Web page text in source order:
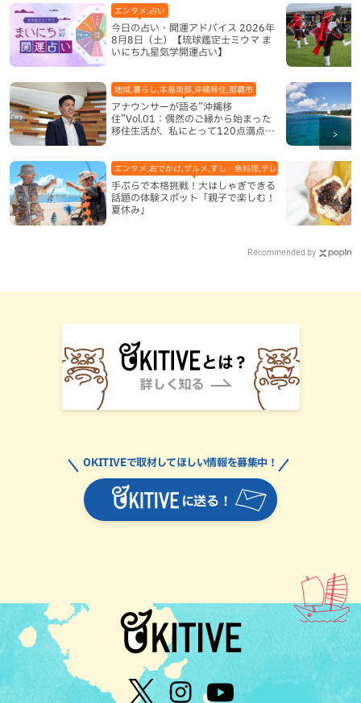
今日の占い・開運アドバイス 2026年
8月8日（土）【琉球鑑定士ミウマ ま
いにち九星気学開運占い】
エンタメ,占い
アナウンサーが語る”沖縄移
住”Vol.01：偶然のご縁から始まった
移住生活が、私にとって120点満点に
地域,暮らし,本島南部,沖縄移住,那覇市
手ぶらで本格挑戦！大はしゃぎできる
話題の体験スポット「親子で楽しむ！
夏休み」
エンタメ,おでかけ,グルメ,すし・魚料理,テレビ,体験,北谷町,地域,
Recommended by
に送る！
OKITIVEで取材してほしい情報を募集中！